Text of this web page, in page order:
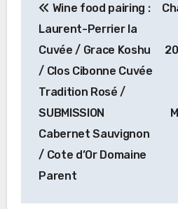
稿
ナ
ビ
ゲ
ー
シ
Wine food pairing :
Laurent-Perrier la
Cuvée / Grace Koshu
/ Clos Cibonne Cuvée
Tradition Rosé /
SUBMISSION
Cabernet Sauvignon
/ Cote d’Or Domaine
Parent